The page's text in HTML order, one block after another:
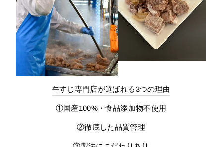
牛すじ専門店が選ばれる3つの理由
①国産100%・食品添加物不使用
②徹底した品質管理